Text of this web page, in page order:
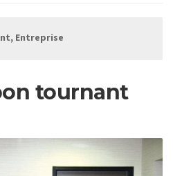
Entreprise
tournant